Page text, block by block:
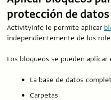
protección de datos
ActivityInfo le permite aplicar
independientemente de los
Los bloqueos se pueden
La base de datos
Carpetas